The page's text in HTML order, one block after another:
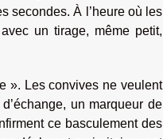
secondes. À l’heure où les
un tirage, même petit,
». Les convives ne veulent
un marqueur de
ce basculement des